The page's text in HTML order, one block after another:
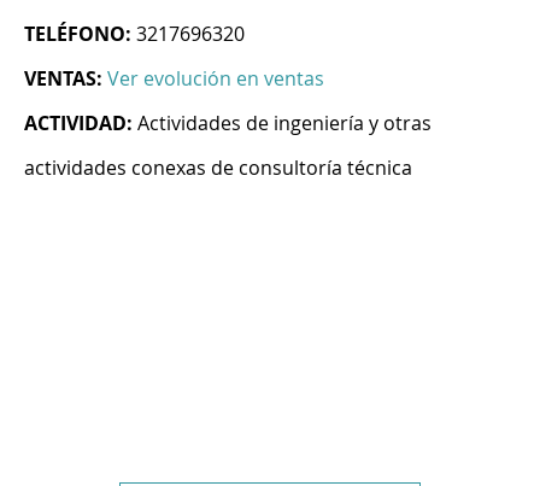
TELÉFONO: 3217696320
VENTAS: Ver evolución en ventas
ACTIVIDAD: Actividades de ingeniería y otras
actividades conexas de consultoría técnica